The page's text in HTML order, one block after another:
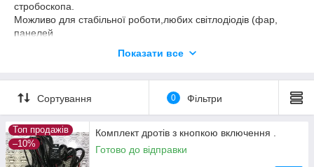
стробоскопа.
Можливо для стабільної роботи,любих світлодіодів (фар,
панелей
,ДХО ), усталені на будь-яких транспортних засобів,
бортова мережа 12-16В., так само, додатково, має функцію
стробоскопа
( Може використовуватись як проблисковий маячок).
Показати все
Сортування 0 Фільтри
Топ продажів
–10%
Комплект дротів з кнопкою включення .
Готово до відправки